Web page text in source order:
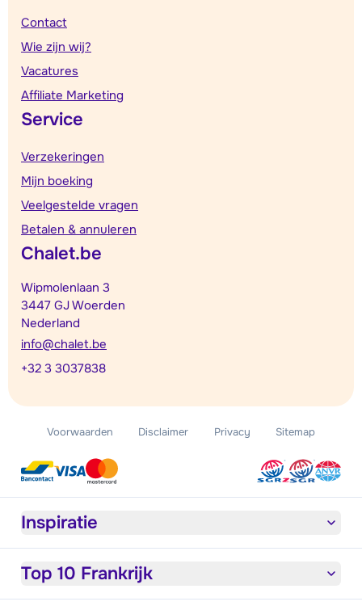
Contact
Wie zijn wij?
Vacatures
Affiliate Marketing
Service
Verzekeringen
Mijn boeking
Veelgestelde vragen
Betalen & annuleren
Chalet.be
Wipmolenlaan 3
3447 GJ Woerden
Nederland
info@chalet.be
+32 3 3037838
Voorwaarden Disclaimer Privacy Sitemap
Inspiratie
Top 10 Frankrijk